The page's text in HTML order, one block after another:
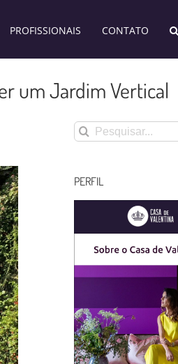
PROFISSIONAIS CONTATO
um Jardim Vertical
Buscar
resultados
PERFIL